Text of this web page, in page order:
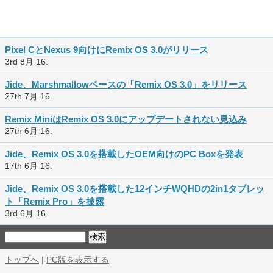
Pixel CとNexus 9向けにRemix OS 3.0がリリース
3rd 8月 16.
Jide、Marshmallowベースの「Remix OS 3.0」をリリース
27th 7月 16.
Remix MiniはRemix OS 3.0にアップデートされない見込み
27th 6月 16.
Jide、Remix OS 3.0を搭載したOEM向けのPC Boxを発表
17th 6月 16.
Jide、Remix OS 3.0を搭載した12インチWQHDの2in1タブレッ
ト「Remix Pro」を披露
3rd 6月 16.
トップへ | PC版を表示する